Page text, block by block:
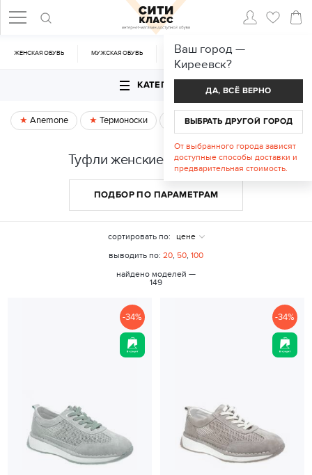
ЖЕНСКАЯ ОБУВЬ МУЖСКАЯ ОБУВЬ CУМКИ
КАТЕГОРИИ
Anemone Термоноски Спецпредложение
Туфли женские в Киреевске
ПОДБОР ПО ПАРАМЕТРАМ
сортировать по:
цене
выводить по: 20, 50, 100
найдено моделей —
149
-34% -34%
Ваш город —
Киреевск?
ДА, ВСЁ ВЕРНО
ВЫБРАТЬ ДРУГОЙ ГОРОД
От выбранного города зависят
доступные способы доставки и
предварительная стоимость.